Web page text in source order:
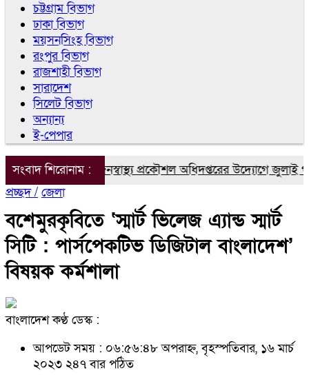
চট্টগ্রাম বিভাগ
ঢাকা বিভাগ
ময়সনসিংহ বিভাগ
রংপুর বিভাগ
রাজশাহী বিভাগ
সারাদেশ
সিলেট বিভাগ
অন্যান্য
ই-পেপার
সংবাদ শিরোনাম :জনস্বাস্থ্য প্রকৌশল অধিদপ্তরের উদ্যোগে জুলাই
প্রচ্ছদ / জেলা
বশেমুরকৃবিতে ‘স্মার্ট ভিলেজ এ্যান্ড স্মার্ট
সিটি : পার্সপেকটিভ ডিজিটাল বাংলাদেশ’
বিষয়ক কর্মশালা
বাংলাদেশ কণ্ঠ ডেস্ক :
আপডেট সময় : ০৬:৫৬:৪৮ অপরাহ্ন, বৃহস্পতিবার, ১৬ মার্চ
২০২৩ ২৪৭ বার পঠিত